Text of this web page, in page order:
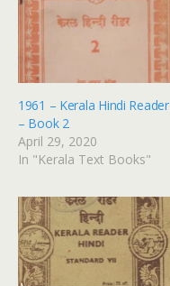
1961 – Kerala Hindi Reader
– Book 2
April 29, 2020
In "Kerala Text Books"